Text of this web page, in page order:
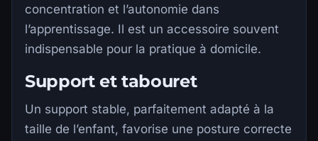
concentration et l’autonomie dans
l’apprentissage. Il est un accessoire souvent
indispensable pour la pratique à domicile.
Support et tabouret
Un support stable, parfaitement adapté à la
taille de l’enfant, favorise une posture correcte